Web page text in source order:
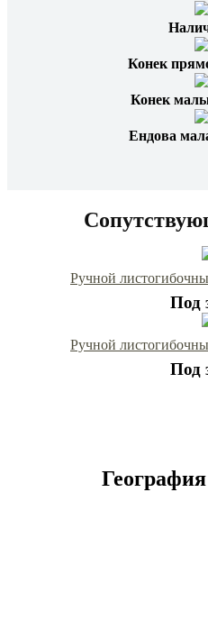
Конек
Конек
Ендова
Ручной
Под
Ручной
Под